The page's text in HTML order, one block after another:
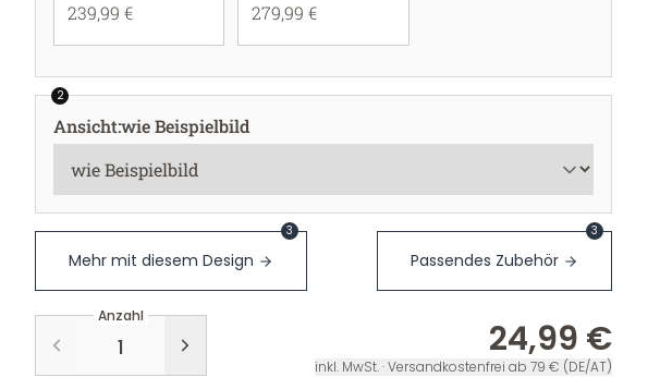
239,99 €
279,99 €
2
Ansicht:wie Beispielbild
Mehr mit diesem Design
3
Passendes Zubehör
3
Anzahl
24,99 €
inkl. MwSt. · Versandkostenfrei ab 79 € (DE/AT)